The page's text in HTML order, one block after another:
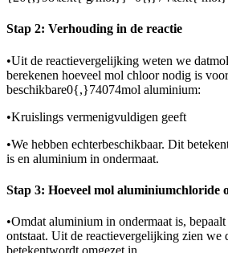
Stap 2: Verhouding in de reactie
•Uit de reactievergelijking weten we datmol
berekenen hoeveel mol chloor nodig is
beschikbare0{,}74074mol aluminium:
•Kruislings vermenigvuldigen geeft
•We hebben echterbeschikbaar. Dit
is en aluminium in ondermaat.
Stap 3: Hoeveel mol aluminiumchloride
•Omdat aluminium in ondermaat is,
ontstaat. Uit de reactievergelijking zien we